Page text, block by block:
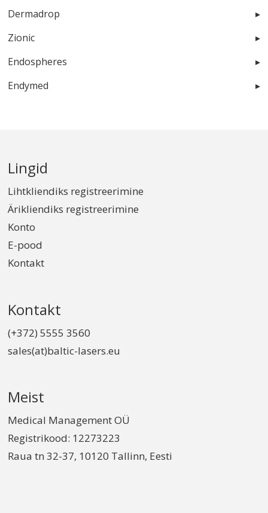
Dermadrop
Zionic
Endospheres
Endymed
Lingid
Lihtkliendiks registreerimine
Ärikliendiks registreerimine
Konto
E-pood
Kontakt
Kontakt
(+372) 5555 3560
sales(at)baltic-lasers.eu
Meist
Medical Management OÜ
Registrikood: 12273223
Raua tn 32-37, 10120 Tallinn, Eesti